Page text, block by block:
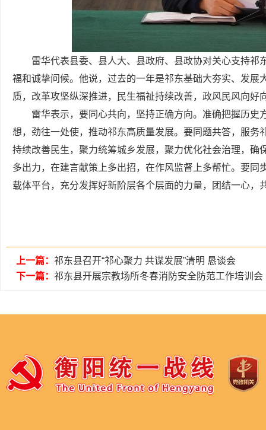
雷华代表县委、县人大、县政府、县政协对关心支持
福和诚挚问候。他说，过去的一年是祁东基础大夯实、发
质，改革攻坚纵深推进，民生福祉持续改善，政风民风向好
雷华表示，要同心共向，坚持正确方向。准确把握历
想，劲往一处使，推动祁东高质量发展。要同题共答，服
持续改善民生，聚力统筹城乡发展，聚力优化社会治理，
多出力，在建言献策上多出招，在作风监督上多帮忙。要
载体平台，充分发挥好新阶层各个层面的力量，团结一心，
上一篇： 祁东县召开“祁心聚力 共谋发展”清明 恳谈会
下一篇： 祁东县开展宗教场所冬春消防安全防范工作培训会